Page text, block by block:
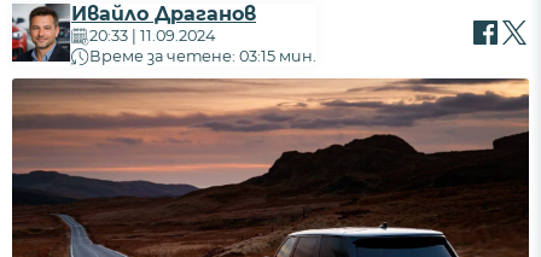
Ивайло Драганов
20:33 | 11.09.2024
Време за четене: 03:15 мин.